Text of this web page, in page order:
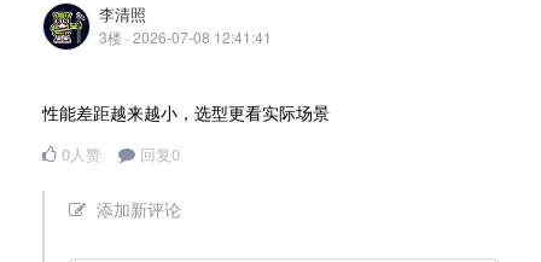
李清照
3楼 · 2026-07-08 12:41:41
性能差距越来越小，选型更看实际场景
0人赞 回复0
添加新评论